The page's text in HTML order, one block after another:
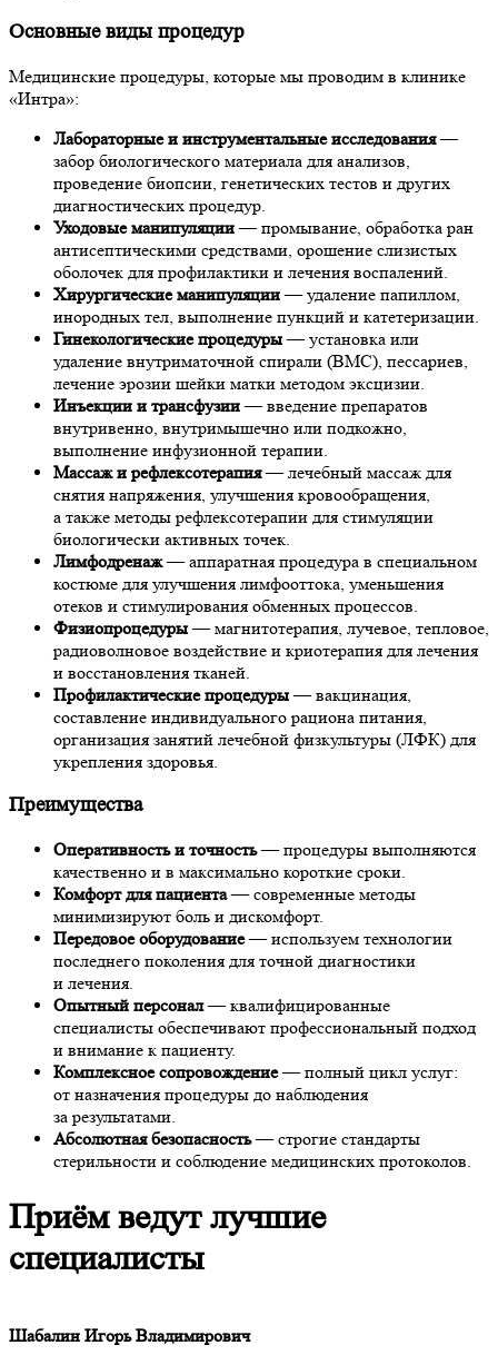
Основные виды процедур
Медицинские процедуры, которые мы проводим в клинике
«Интра»:
Лабораторные и инструментальные исследования—
забор биологического материала для анализов,
проведение биопсии, генетических тестов и других
диагностических процедур.
Уходовые манипуляции— промывание, обработка ран
антисептическими средствами, орошение слизистых
оболочек для профилактики и лечения воспалений.
Хирургические манипуляции— удаление папиллом,
инородных тел, выполнение пункций и катетеризации.
Гинекологические процедуры— установка или
удаление внутриматочной спирали (ВМС), пессариев,
лечение эрозии шейки матки методом эксцизии.
Инъекции и трансфузии— введение препаратов
внутривенно, внутримышечно или подкожно,
выполнение инфузионной терапии.
Массаж и рефлексотерапия— лечебный массаж для
снятия напряжения, улучшения кровообращения,
а также методы рефлексотерапии для стимуляции
биологически активных точек.
Лимфодренаж— аппаратная процедура в специальном
костюме для улучшения лимфооттока, уменьшения
отеков и стимулирования обменных процессов.
Физиопроцедуры— магнитотерапия, лучевое, тепловое,
радиоволновое воздействие и криотерапия для лечения
и восстановления тканей.
Профилактические процедуры— вакцинация,
составление индивидуального рациона питания,
организация занятий лечебной физкультуры (ЛФК) для
укрепления здоровья.
Преимущества
Оперативность и точность— процедуры выполняются
качественно и в максимально короткие сроки.
Комфорт для пациента— современные методы
минимизируют боль и дискомфорт.
Передовое оборудование— используем технологии
последнего поколения для точной диагностики
и лечения.
Опытный персонал— квалифицированные
специалисты обеспечивают профессиональный подход
и внимание к пациенту.
Комплексное сопровождение— полный цикл услуг:
от назначения процедуры до наблюдения
за результатами.
Абсолютная безопасность— строгие стандарты
стерильности и соблюдение медицинских протоколов.
Приём ведут лучшие
специалисты
Шабалин Игорь Владимирович